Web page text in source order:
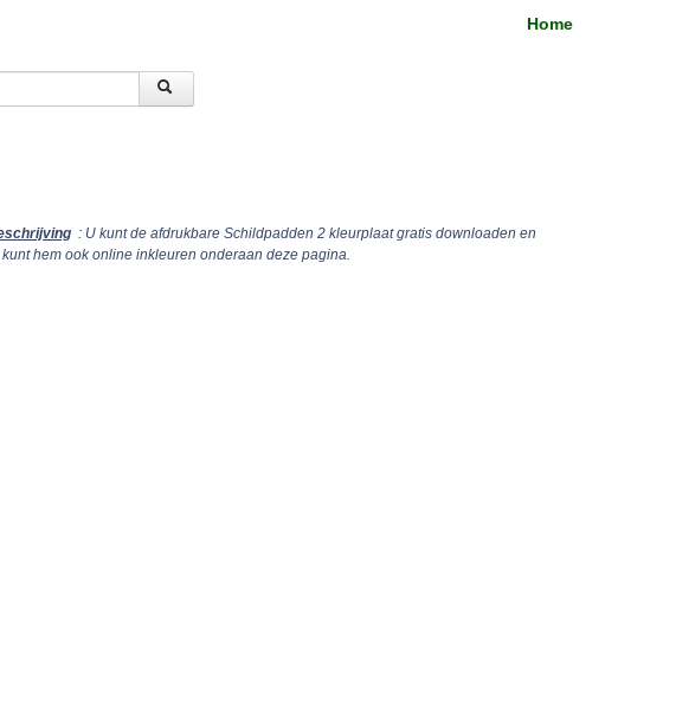
Home
: U kunt de afdrukbare Schildpadden 2 kleurplaat gratis downloaden en
hem ook online inkleuren onderaan deze pagina.